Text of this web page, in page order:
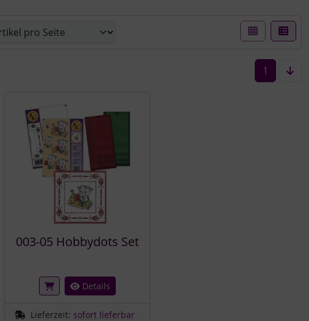
1
003-05 Hobbydots Set
Details
Lieferzeit: sofort lieferbar